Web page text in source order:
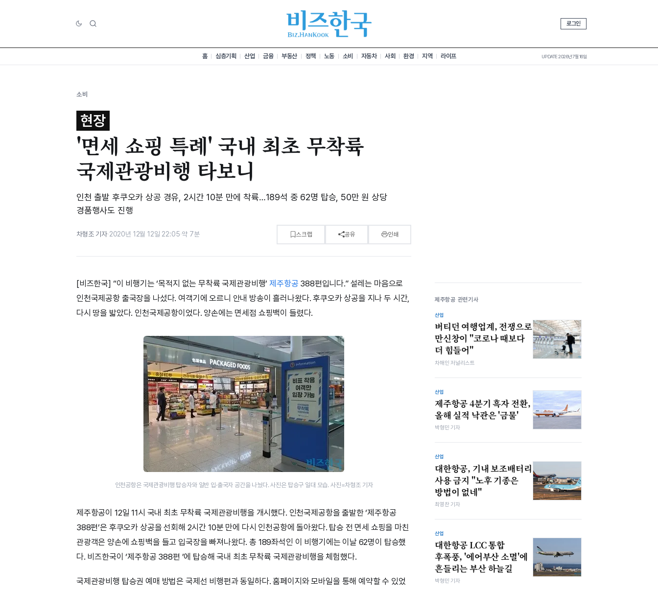
로그인
홈 심층기획 산업 금융 부동산 정책 노동 소비 자동차 사회 환경 지역 라이프 UPDATE 2026년 7월 16일
소비
현장
'면세 쇼핑 특례' 국내 최초 무착륙
국제관광비행 타보니
인천 출발 후쿠오카 상공 경유, 2시간 10분 만에 착륙…189석 중 62명 탑승, 50만 원 상당
경품행사도 진행
차형조 기자·2020년 12월 12일 22:05·약 7분 스크랩 공유 인쇄
[비즈한국] “이 비행기는 ‘목적지 없는 무착륙 국제관광비행’제주항공 388편입니다.” 설레는 마음으로
인천국제공항 출국장을 나섰다. 여객기에 오르니 안내 방송이 흘러나왔다. 후쿠오카 상공을 지나 두 시간,
다시 땅을 밟았다. 인천국제공항이었다. 양손에는 면세점 쇼핑백이 들렸다.
인천공항은 국제관광비행 탑승자와 일반 입·출국자 공간을 나눴다. 사진은 탑승구 일대 모습. 사진=차형조 기자
제주항공이 12일 11시 국내 최초 무착륙 국제관광비행을 개시했다. 인천국제공항을 출발한 ‘제주항공
388편’은 후쿠오카 상공을 선회해 2시간 10분 만에 다시 인천공항에 돌아왔다. 탑승 전 면세 쇼핑을 마친
관광객은 양손에 쇼핑백을 들고 입국장을 빠져나왔다. 총 189좌석인 이 비행기에는 이날 62명이 탑승했
다. 비즈한국이 ‘제주항공 388편 ’에 탑승해 국내 최초 무착륙 국제관광비행을 체험했다.
국제관광비행 탑승권 예매 방법은 국제선 비행편과 동일하다. 홈페이지와 모바일을 통해 예약할 수 있었
제주항공 관련기사
산업
버티던 여행업계, 전쟁으로
만신창이 "코로나 때보다
더 힘들어"
차해인 저널리스트
산업
제주항공 4분기 흑자 전환,
올해 실적 낙관은 '금물'
박형민 기자
산업
대한항공, 기내 보조배터리
사용 금지 "노후 기종은
방법이 없네"
최영찬 기자
산업
대한항공 LCC 통합
후폭풍, '에어부산 소멸'에
흔들리는 부산 하늘길
박형민 기자